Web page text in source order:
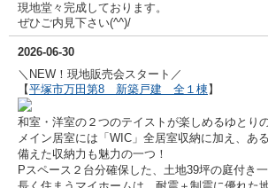
現地堂々完成しております。
ぜひご内見下さい(^^)/
2026-06-30
＼NEW！現地販売会スタート／
【平塚市万田第8 新築戸建 全１棟】
和室・洋室の２つのテイストが楽しめるゆとり
メイン居室には「WIC」全居室収納に加え、あ
備えた収納力も魅力の一つ！
Pスペース２台分確保した、土地39坪の庭付き